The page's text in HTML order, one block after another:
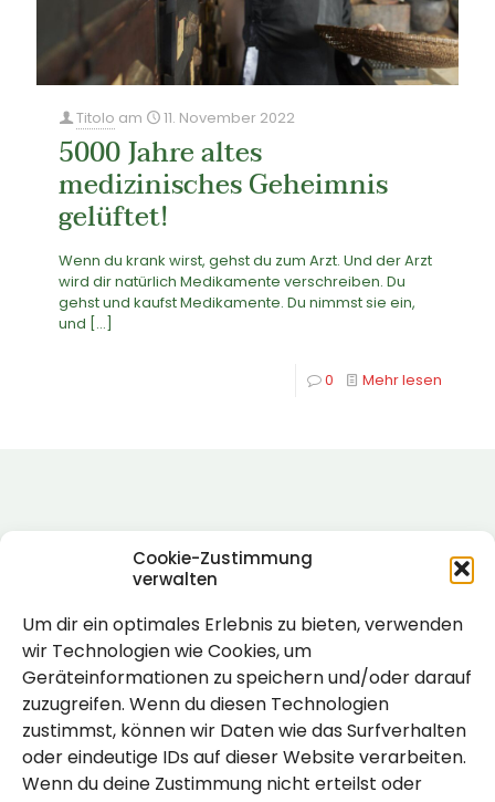
Cookie-Zustimmung
verwalten
Um dir ein optimales Erlebnis zu bieten, verwenden
wir Technologien wie Cookies, um
Geräteinformationen zu speichern und/oder darauf
zuzugreifen. Wenn du diesen Technologien
zustimmst, können wir Daten wie das Surfverhalten
oder eindeutige IDs auf dieser Website verarbeiten.
Wenn du deine Zustimmung nicht erteilst oder
Titolo am 11. November 2022
5000 Jahre altes
medizinisches Geheimnis
gelüftet!
Wenn du krank wirst, gehst du zum Arzt. Und der Arzt
wird dir natürlich Medikamente verschreiben. Du
gehst und kaufst Medikamente. Du nimmst sie ein,
und […]
0 Mehr lesen
Rechtlich
Impressum
Datenschutzerklärung
Cookie-Richtlinie (EU)